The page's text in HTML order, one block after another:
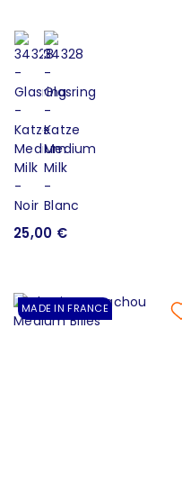
25,00 €
MADE IN FRANCE